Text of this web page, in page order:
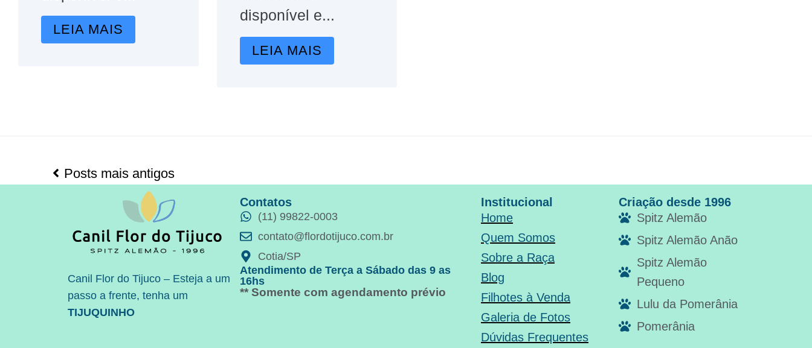
LEIA MAIS
disponível e...
LEIA MAIS
Posts mais antigos
Canil Flor do Tijuco – Esteja a um
passo a frente, tenha um
TIJUQUINHO
Contatos
(11) 99822-0003
contato@flordotijuco.com.br
Cotia/SP
Atendimento de Terça a Sábado das 9 as
16hs
** Somente com agendamento prévio
Institucional
Home
Quem Somos
Sobre a Raça
Blog
Filhotes à Venda
Galeria de Fotos
Dúvidas Frequentes
Criação desde 1996
Spitz Alemão
Spitz Alemão Anão
Spitz Alemão
Pequeno
Lulu da Pomerânia
Pomerânia